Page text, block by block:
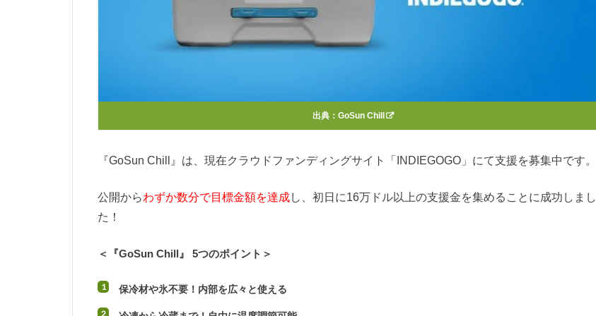
出典：GoSun Chill
『GoSun Chill』は、現在クラウドファンディングサイト「INDIEGOGO」にて支援を募集中です。
公開からわずか数分で目標金額を達成し、初日に16万ドル以上の支援金を集めることに成功しまし
た！
＜『GoSun Chill』 5つのポイント＞
保冷材や氷不要！内部を広々と使える